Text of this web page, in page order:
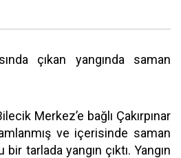
çıkan yangında saman
Merkez’e bağlı Çakırpınar
ve içerisinde saman
bir tarlada yangın çıktı. Yangın